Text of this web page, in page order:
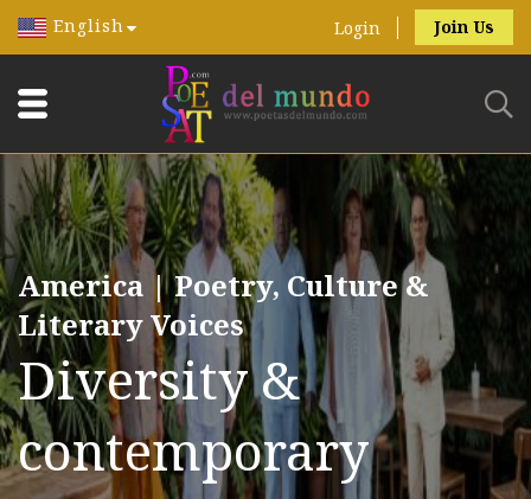
English Login Join Us
America | Poetry, Culture &
Literary Voices
Diversity &
contemporary